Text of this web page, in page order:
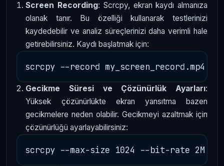
Screen Recording: Scrcpy, ekran kaydı almanıza
olanak tanır. Bu özelliği kullanarak testlerinizi
kaydedebilir ve analiz süreçlerinizi daha verimli hale
getirebilirsiniz. Kaydı başlatmak için:
Gecikme Süresi ve Çözünürlük Ayarları:
Yüksek çözünürlükte ekran yansıtma bazen
gecikmelere neden olabilir. Gecikmeyi azaltmak için
çözünürlüğü ayarlayabilirsiniz: